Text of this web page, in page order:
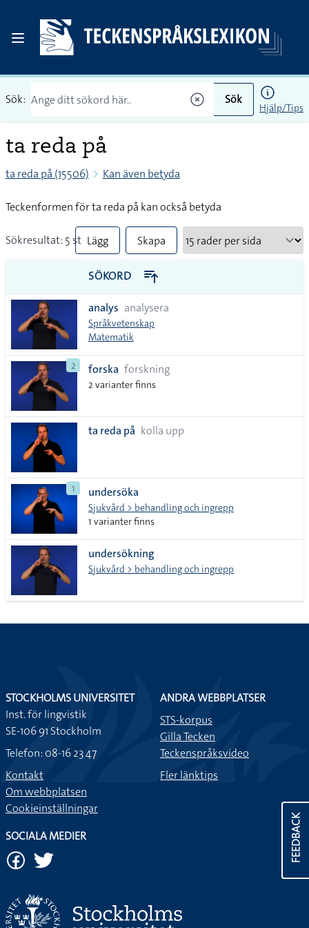
Sök: Sök
Hjälp/Tips
ta reda på
ta reda på (15506) Kan även betyda
Teckenformen för ta reda på kan också betyda
Sökresultat: 5 st Lägg
till
alla i
lista
Skapa
PDF
SÖKORD
analys analysera
Språkvetenskap
Matematik
2 forska forskning
2 varianter finns
ta reda på kolla upp
1 undersöka
Sjukvård > behandling och ingrepp
1 varianter finns
undersökning
Sjukvård > behandling och ingrepp
FEEDBACK
STOCKHOLMS UNIVERSITET
Inst. för lingvistik
SE-106 91 Stockholm
Telefon: 08-16 23 47
Kontakt
Om webbplatsen
Cookieinställningar
ANDRA WEBBPLATSER
STS-korpus
Gilla Tecken
Teckenspråksvideo
Fler länktips
SOCIALA MEDIER